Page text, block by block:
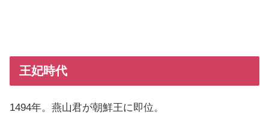
王妃時代
1494年。燕山君が朝鮮王に即位。